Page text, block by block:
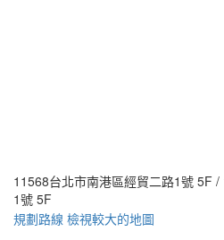
11568台北市南港區經貿二路1號 5F
1號 5F
規劃路線 檢視較大的地圖